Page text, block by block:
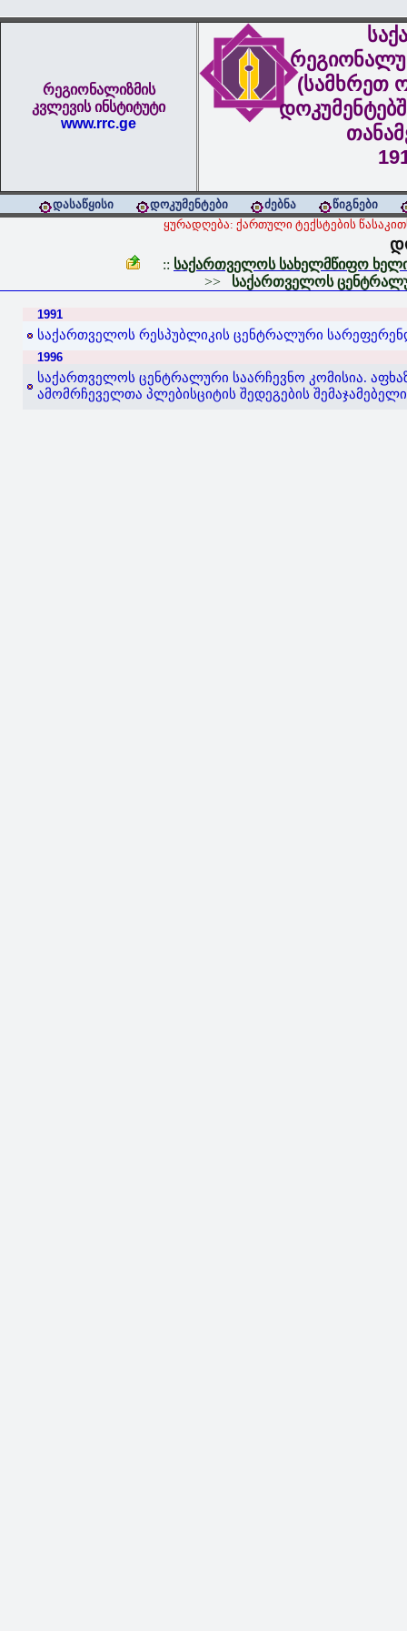
რეგიონალიზმის
კვლევის ინსტიტუტი
www.rrc.ge
(სამხრეთ
დასაწყისი დოკუმენტები ძებნა
წიგნები
ყურადღება: ქართული ტექსტების
:: საქართველოს სახელმწიფო
>> საქართველოს
1991
საქართველოს რესპუბლიკის ცენტრალური
1996
საქართველოს ცენტრალური საარჩევნო კომისია.
ამომრჩეველთა პლებისციტის შედეგების